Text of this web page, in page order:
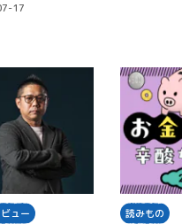
17
ュー 読みもの